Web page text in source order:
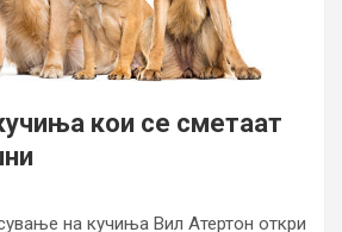
кои се сметаат
на кучиња Вил Атертон откри